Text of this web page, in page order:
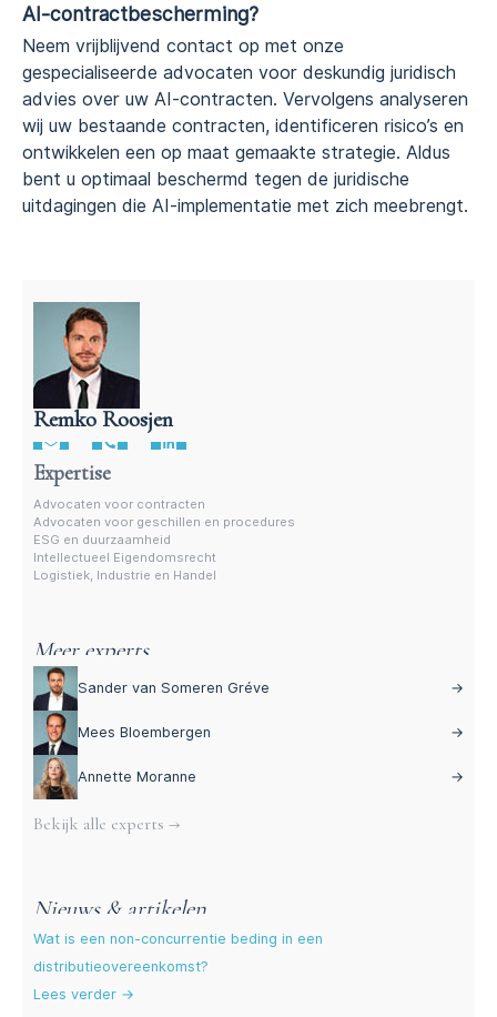
AI-contractbescherming?
Neem vrijblijvend contact op met onze
gespecialiseerde advocaten voor deskundig juridisch
advies over uw AI-contracten. Vervolgens analyseren
wij uw bestaande contracten, identificeren risico’s en
ontwikkelen een op maat gemaakte strategie. Aldus
bent u optimaal beschermd tegen de juridische
uitdagingen die AI-implementatie met zich meebrengt.
Remko Roosjen
Advocaat contractenrecht
Expertise
Advocaten voor contracten
Advocaten voor geschillen en procedures
ESG en duurzaamheid
Intellectueel Eigendomsrecht
Logistiek, Industrie en Handel
Meer experts
Sander van Someren Gréve →
Mees Bloembergen →
Annette Moranne →
Bekijk alle experts →
Nieuws & artikelen
Wat is een non-concurrentie beding in een
distributieovereenkomst?
Lees verder →